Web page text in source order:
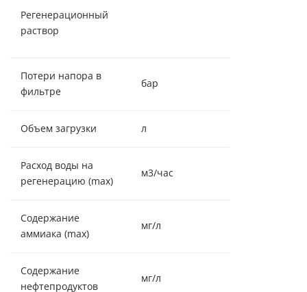
Регенерационный
раствор
Потери напора в
фильтре
бар
Объем загрузки л
Расход воды на
регенерацию (max)
м3/час
Содержание
аммиака (max)
мг/л
Содержание
нефтепродуктов
мг/л